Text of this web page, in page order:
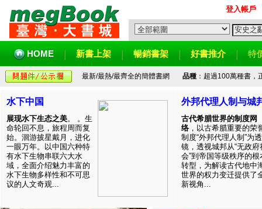
登入帳戶
HOME 新書上架 暢銷書架 好書推介 特
最新/最熱/最齊全的簡體書網 品種：超過100萬種書，
水下中国
展现水下生态之美。 。生
命轮回不息，旅程周而复
始。洄游披星戴月，进化
一眼万年。以中国六种特
有水下生物串联六大水
域，全面介绍魅力丰富的
水下生物多样性和不可思
议的人文奇观...
外邦代理人制与城
古代希腊世界的制度网
络 ，以古希腊重要的荣
制度“外邦代理人制”为透
镜，透视城邦从“无政府
会”到帝国等级秩序的根
转型，为解读古代地中
世界的权力变迁提供了
新视角...